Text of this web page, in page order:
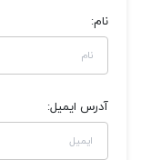
نام:
آدرس ایمیل: